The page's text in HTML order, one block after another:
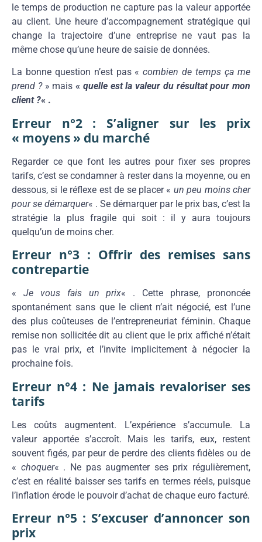
le temps de production ne capture pas la valeur apportée
au client. Une heure d’accompagnement stratégique qui
change la trajectoire d’une entreprise ne vaut pas la
même chose qu’une heure de saisie de données.
La bonne question n’est pas «combien de temps ça me
prend ?» mais « quelle est la valeur du résultat pour mon
client ?« .
Erreur n°2 : S’aligner sur les prix
« moyens » du marché
Regarder ce que font les autres pour fixer ses propres
tarifs, c’est se condamner à rester dans la moyenne, ou en
dessous, si le réflexe est de se placer « un peu moins cher
pour se démarquer« . Se démarquer par le prix bas, c’est la
stratégie la plus fragile qui soit : il y aura toujours
quelqu’un de moins cher.
Erreur n°3 : Offrir des remises sans
contrepartie
« Je vous fais un prix« . Cette phrase, prononcée
spontanément sans que le client n’ait négocié, est l’une
des plus coûteuses de l’entrepreneuriat féminin. Chaque
remise non sollicitée dit au client que le prix affiché n’était
pas le vrai prix, et l’invite implicitement à négocier la
prochaine fois.
Erreur n°4 : Ne jamais revaloriser ses
tarifs
Les coûts augmentent. L’expérience s’accumule. La
valeur apportée s’accroît. Mais les tarifs, eux, restent
souvent figés, par peur de perdre des clients fidèles ou de
« choquer« . Ne pas augmenter ses prix régulièrement,
c’est en réalité baisser ses tarifs en termes réels, puisque
l’inflation érode le pouvoir d’achat de chaque euro facturé.
Erreur n°5 : S’excuser d’annoncer son
prix